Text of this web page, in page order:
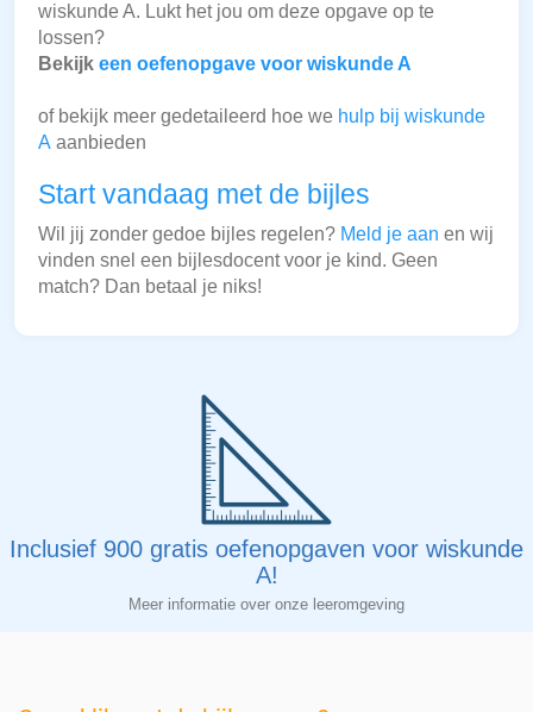
wiskunde A. Lukt het jou om deze opgave op te
lossen?
Bekijk een oefenopgave voor wiskunde A
of bekijk meer gedetaileerd hoe we hulp bij wiskunde
A aanbieden
Start vandaag met de bijles
Wil jij zonder gedoe bijles regelen? Meld je aan en wij
vinden snel een bijlesdocent voor je kind. Geen
match? Dan betaal je niks!
Inclusief 900 gratis oefenopgaven voor wiskunde
A!
Meer informatie over onze leeromgeving